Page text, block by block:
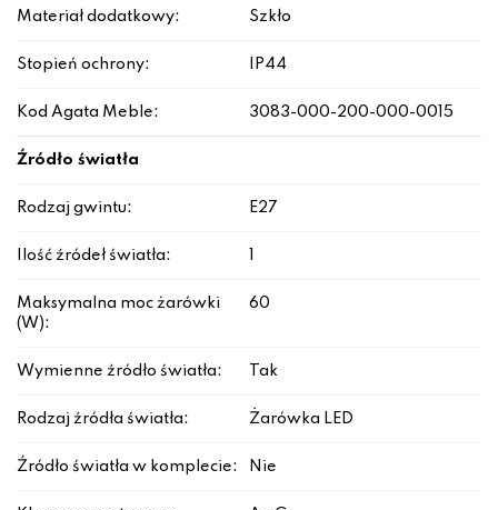
Materiał dodatkowy: Szkło
Stopień ochrony: IP44
Kod Agata Meble: 3083-000-200-000-0015
Źródło światła
Rodzaj gwintu: E27
Ilość źródeł światła:
Maksymalna moc żarówki
(W):
60
Wymienne źródło światła: Tak
Rodzaj źródła światła: Żarówka LED
Źródło światła w komplecie: Nie